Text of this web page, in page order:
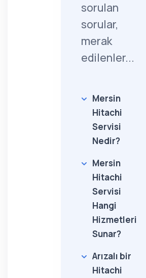
sorulan
sorular,
merak
edilenler...
Mersin
Hitachi
Servisi
Nedir?
Mersin
Hitachi
Servisi
Hangi
Hizmetleri
Sunar?
Arızalı bir
Hitachi